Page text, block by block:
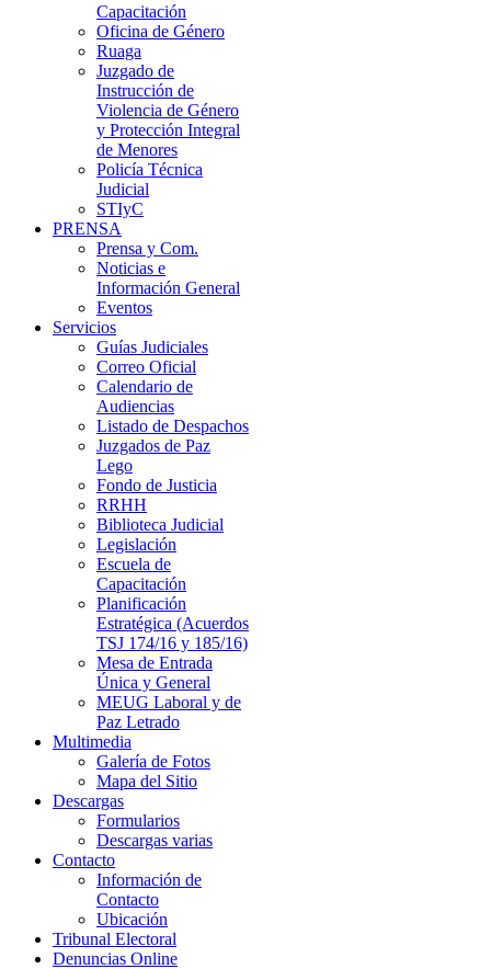
Capacitación
Oficina de Género
Ruaga
Juzgado de
Instrucción de
Violencia de Género
y Protección Integral
de Menores
Policía Técnica
Judicial
STIyC
PRENSA
Prensa y Com.
Noticias e
Información General
Eventos
Servicios
Guías Judiciales
Correo Oficial
Calendario de
Audiencias
Listado de Despachos
Juzgados de Paz
Lego
Fondo de Justicia
RRHH
Biblioteca Judicial
Legislación
Escuela de
Capacitación
Planificación
Estratégica (Acuerdos
TSJ 174/16 y 185/16)
Mesa de Entrada
Única y General
MEUG Laboral y de
Paz Letrado
Multimedia
Galería de Fotos
Mapa del Sitio
Descargas
Formularios
Descargas varias
Contacto
Información de
Contacto
Ubicación
Tribunal Electoral
Denuncias Online